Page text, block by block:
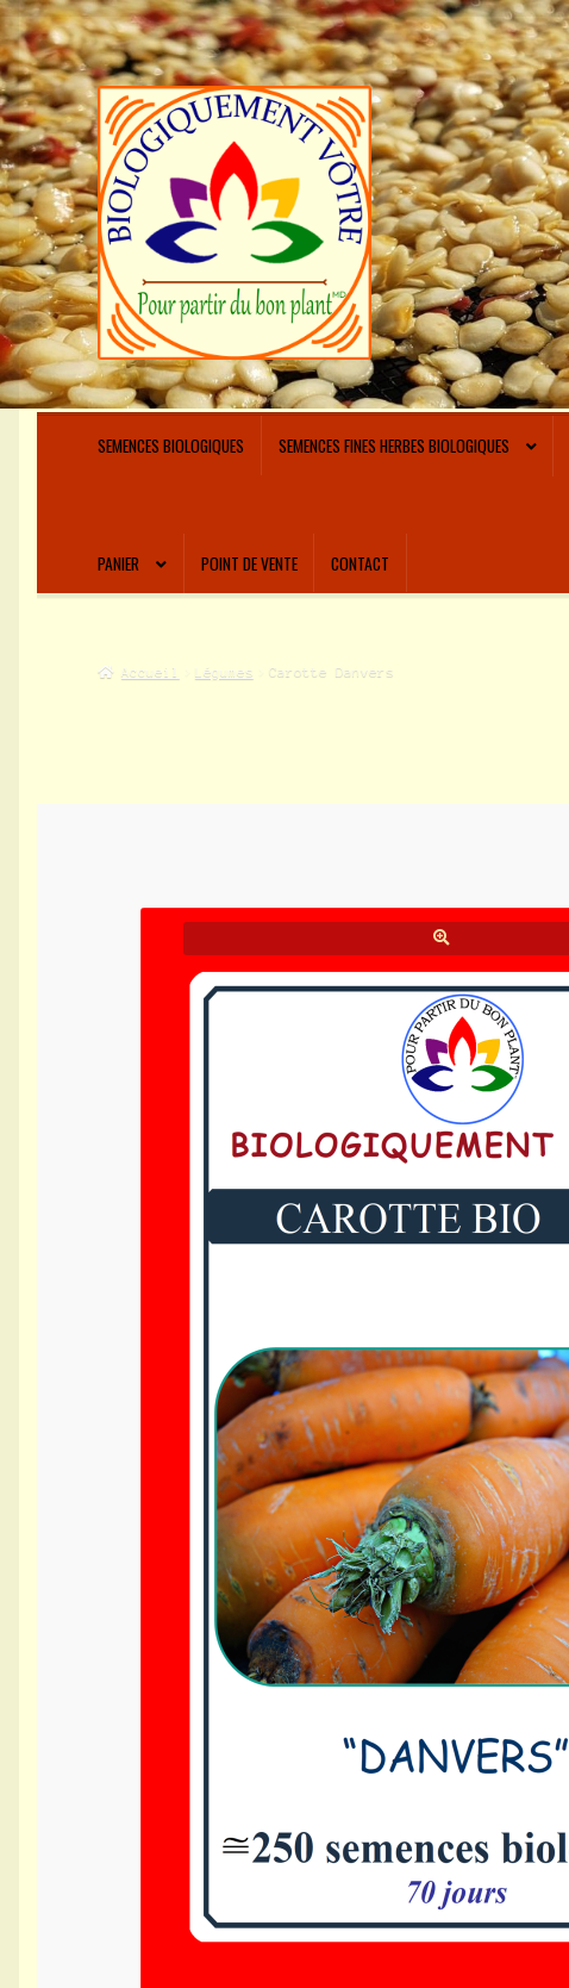
Aller
à
la
navigation
Aller
au
contenu
SEMENCES BIOLOGIQUES SEMENCES FINES HERBES BIOLOGIQUES
PANIER POINT DE VENTE CONTACT
Accueil Légumes Carotte Danvers